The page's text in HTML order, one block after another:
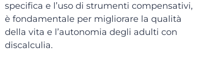
specifica e l’uso di strumenti compensativi,
è fondamentale per migliorare la qualità
della vita e l’autonomia degli adulti con
discalculia.